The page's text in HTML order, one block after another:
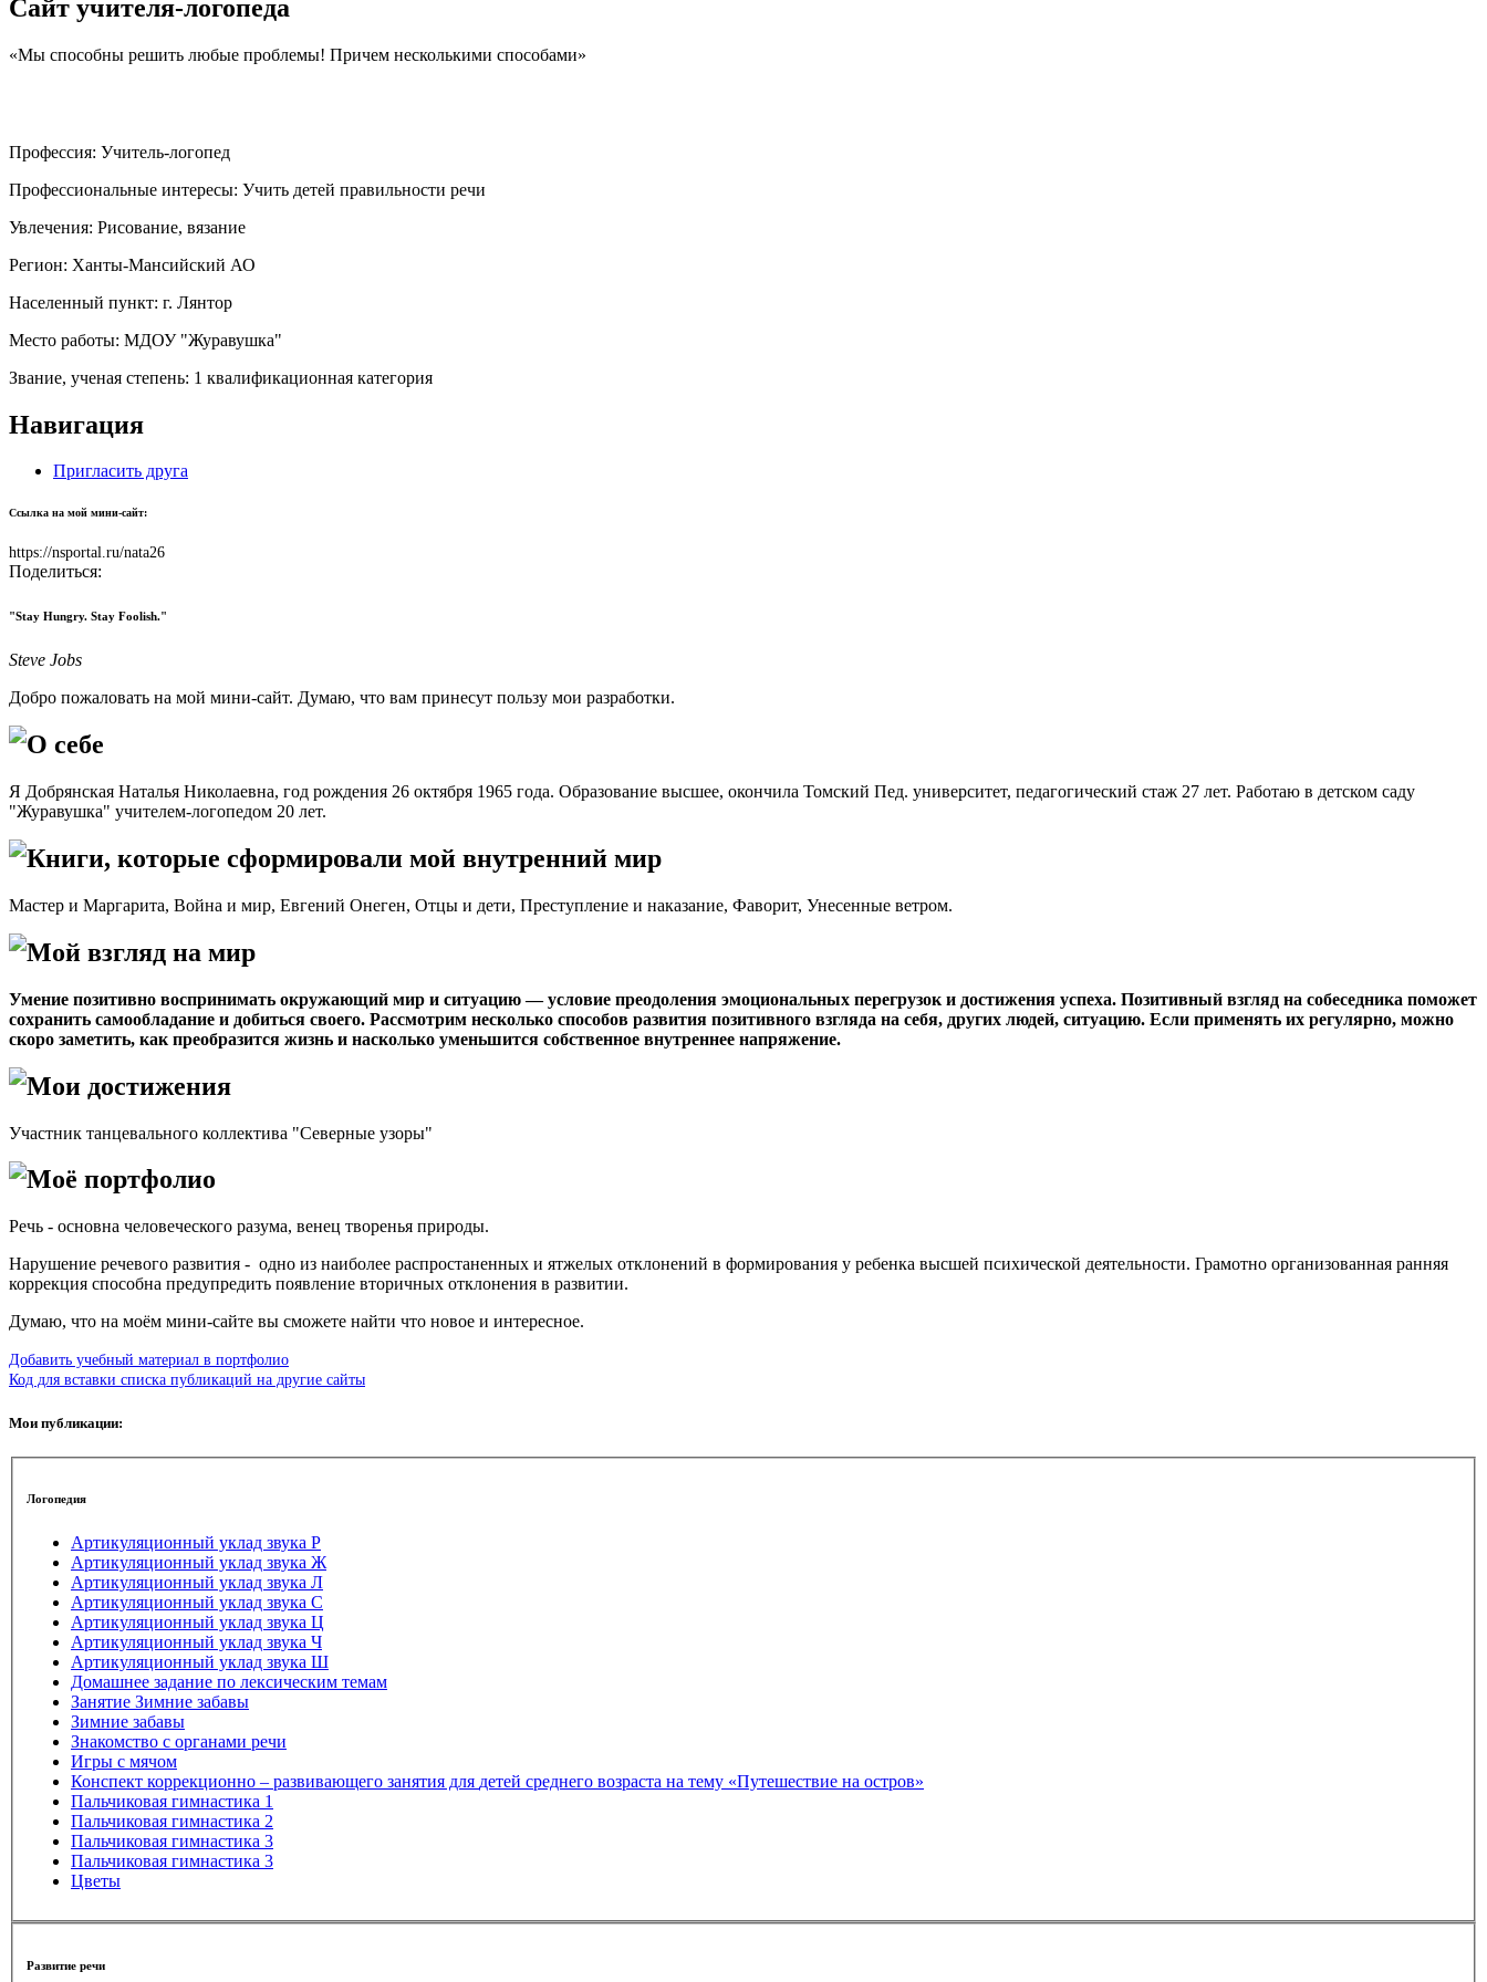
Сайт учителя-логопеда
«Мы способны решить любые проблемы! Причем несколькими способами»
Профессия: Учитель-логопед
Профессиональные интересы: Учить детей правильности речи
Увлечения: Рисование, вязание
Регион: Ханты-Мансийский АО
Населенный пункт: г. Лянтор
Место работы: МДОУ "Журавушка"
Звание, ученая степень: 1 квалификационная категория
Навигация
Пригласить друга
Ссылка на мой мини-сайт:
https://nsportal.ru/nata26
Поделиться:
"Stay Hungry. Stay Foolish."
Steve Jobs
Добро пожаловать на мой мини-сайт. Думаю, что вам принесут пользу мои разработки.
О себе
Я Добрянская Наталья Николаевна, год рождения 26 октября 1965 года. Образование высшее, окончила Томский Пед. университет, педагогический стаж 27 лет. Работаю в детском саду
"Журавушка" учителем-логопедом 20 лет.
Книги, которые сформировали мой внутренний мир
Мастер и Маргарита, Война и мир, Евгений Онеген, Отцы и дети, Преступление и наказание, Фаворит, Унесенные ветром.
Мой взгляд на мир
Умение позитивно воспринимать окружающий мир и ситуацию — условие преодоления эмоциональных перегрузок и достижения успеха. Позитивный взгляд на собеседника поможет
сохранить самообладание и добиться своего. Рассмотрим несколько способов развития позитивного взгляда на себя, других людей, ситуацию. Если применять их регулярно, можно
скоро заметить, как преобразится жизнь и насколько уменьшится собственное внутреннее напряжение.
Мои достижения
Участник танцевального коллектива "Северные узоры"
Моё портфолио
Речь - основна человеческого разума, венец творенья природы.
Нарушение речевого развития - одно из наиболее распростаненных и ятжелых отклонений в формирования у ребенка высшей психической деятельности. Грамотно организованная ранняя
коррекция способна предупредить появление вторичных отклонения в развитии.
Думаю, что на моём мини-сайте вы сможете найти что новое и интересное.
Добавить учебный материал в портфолио
Код для вставки списка публикаций на другие сайты
Мои публикации:
Логопедия
Артикуляционный уклад звука P
Артикуляционный уклад звука Ж
Артикуляционный уклад звука Л
Артикуляционный уклад звука С
Артикуляционный уклад звука Ц
Артикуляционный уклад звука Ч
Артикуляционный уклад звука Ш
Домашнее задание по лексическим темам
Занятие Зимние забавы
Зимние забавы
Знакомство с органами речи
Игры с мячом
Конспект коррекционно – развивающего занятия для детей среднего возраста на тему «Путешествие на остров»
Пальчиковая гимнастика 1
Пальчиковая гимнастика 2
Пальчиковая гимнастика 3
Пальчиковая гимнастика 3
Цветы
Развитие речи